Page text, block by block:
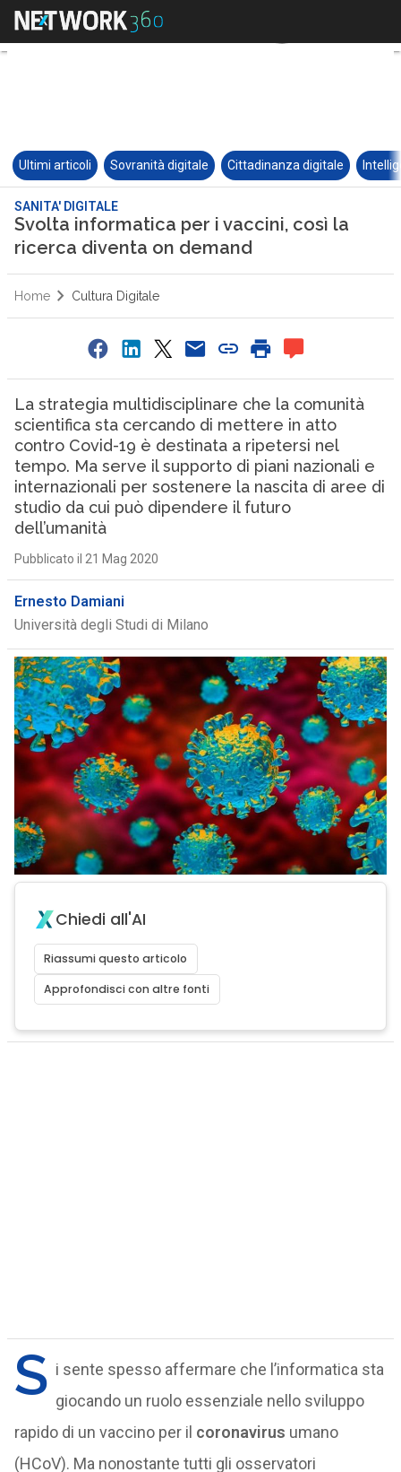
Ultimi articoli Sovranità digitale Cittadinanza digitale
SANITA' DIGITALE
Svolta informatica per i vaccini, così la
ricerca diventa on demand
Home Cultura Digitale
La strategia multidisciplinare che la comunità
scientifica sta cercando di mettere in atto
contro Covid-19 è destinata a ripetersi nel
tempo. Ma serve il supporto di piani nazionali e
internazionali per sostenere la nascita di aree di
studio da cui può dipendere il futuro
dell’umanità
Pubblicato il 21 Mag 2020
Ernesto Damiani
Università degli Studi di Milano
Chiedi all'AI
Riassumi questo articolo
Approfondisci con altre fonti
S i sente spesso affermare che l’informatica sta
giocando un ruolo essenziale nello sviluppo
rapido di un vaccino per il coronavirus umano
(HCoV). Ma nonostante tutti gli osservatori